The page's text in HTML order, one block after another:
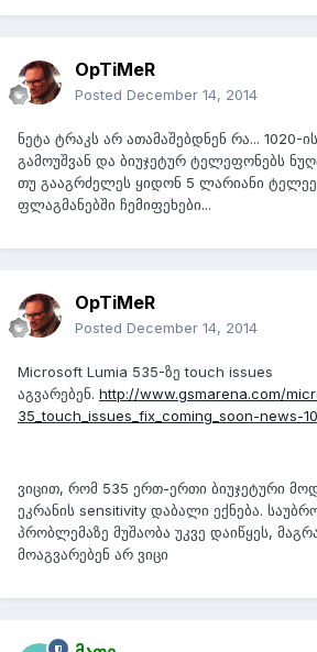
OpTiMeR
Posted December 14, 2014
ნეტა ტრაკს არ ათამაშებდნენ რა...
გამოუშვან და ბიუჯეტურ ტელეფონებს
თუ გააგრძელეს ყიდონ 5 ლარიანი
ფლაგმანებში ჩემიფეხები...
OpTiMeR
Posted December 14, 2014
Microsoft Lumia 535-ზე touch issues
აგვარებენ. http://www.gsmarena.com/
35_touch_issues_fix_coming_soon-news-
ვიცით, რომ 535 ერთ-ერთი ბიუჯეტური
ეკრანის sensitivity დაბალი ექნება.
პრობლემაზე მუშაობა უკვე დაიწყეს,
მოაგვარებენ არ ვიცი